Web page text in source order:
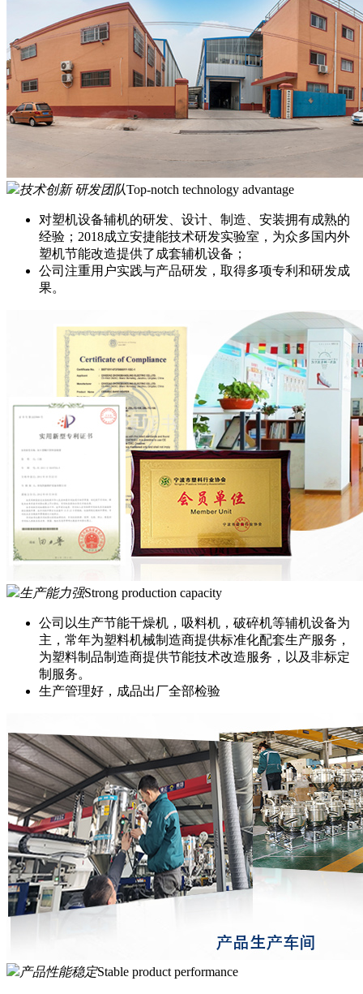
技术创新 研发团队Top-notch technology advantage
对塑机设备辅机的研发、设计、制造、安装拥有成熟的
经验；2018成立安捷能技术研发实验室，为众多国内外
塑机节能改造提供了成套辅机设备；
公司注重用户实践与产品研发，取得多项专利和研发成
果。
生产能力强Strong production capacity
公司以生产节能干燥机，吸料机，破碎机等辅机设备为
主，常年为塑料机械制造商提供标准化配套生产服务，
为塑料制品制造商提供节能技术改造服务，以及非标定
制服务。
生产管理好，成品出厂全部检验
产品性能稳定Stable product performance